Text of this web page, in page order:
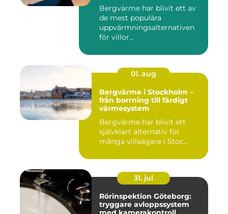
Bergvärme har blivit ett av
de mest populära
uppvärmningsalternativen
för villor...
01. aug
Bergvärme i Stockholm –
från borrning till färdigt
värmesystem
Bergvärme har blivit ett
självklart alternativ för
många villaägare i Stoc...
31. jul
Rörinspektion Göteborg:
tryggare avloppssystem